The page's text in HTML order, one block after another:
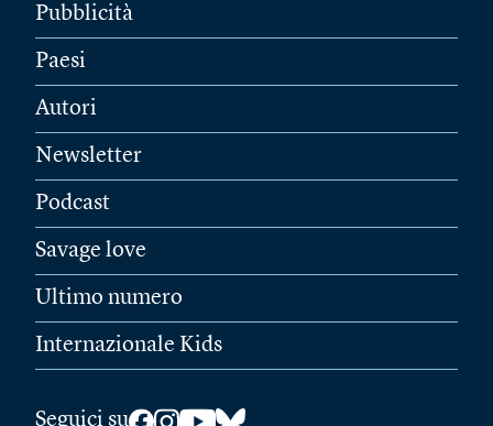
Pubblicità
Paesi
Autori
Newsletter
Podcast
Savage love
Ultimo numero
Internazionale Kids
Seguici su